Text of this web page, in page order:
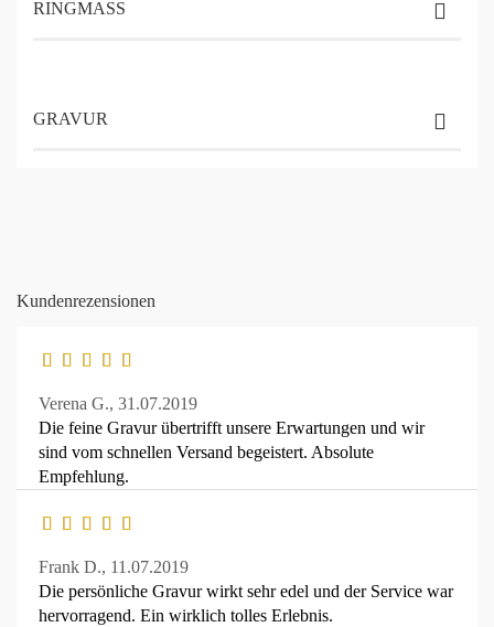
RINGMASS
GRAVUR
Kundenrezensionen
Verena G., 31.07.2019
Die feine Gravur übertrifft unsere Erwartungen und wir
sind vom schnellen Versand begeistert. Absolute
Empfehlung.
Frank D., 11.07.2019
Die persönliche Gravur wirkt sehr edel und der Service war
hervorragend. Ein wirklich tolles Erlebnis.